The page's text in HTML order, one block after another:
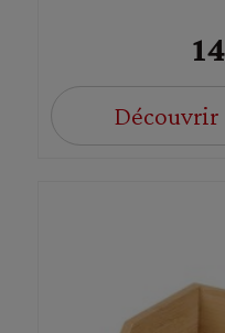
Découvrir